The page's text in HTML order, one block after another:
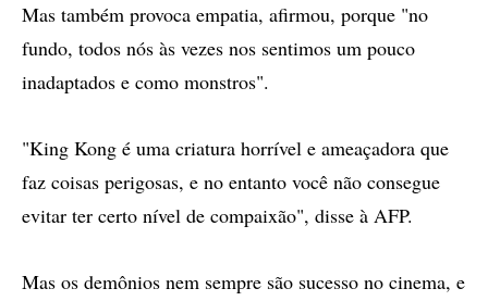
Mas também provoca empatia, afirmou, porque "no
fundo, todos nós às vezes nos sentimos um pouco
inadaptados e como monstros".
"King Kong é uma criatura horrível e ameaçadora que
faz coisas perigosas, e no entanto você não consegue
evitar ter certo nível de compaixão", disse à AFP.
Mas os demônios nem sempre são sucesso no cinema, e